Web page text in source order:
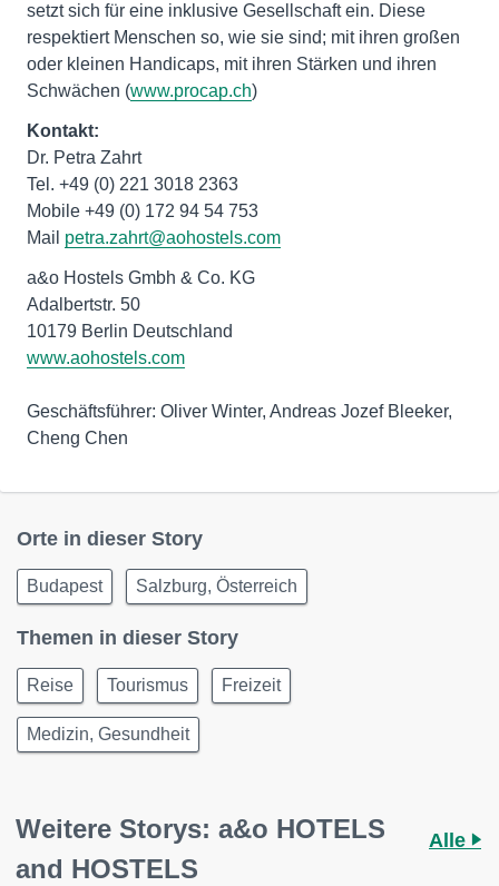
setzt sich für eine inklusive Gesellschaft ein. Diese
respektiert Menschen so, wie sie sind; mit ihren großen
oder kleinen Handicaps, mit ihren Stärken und ihren
Schwächen (www.procap.ch)
Kontakt:
Dr. Petra Zahrt
Tel. +49 (0) 221 3018 2363
Mobile +49 (0) 172 94 54 753
Mail petra.zahrt@aohostels.com
a&o Hostels Gmbh & Co. KG
Adalbertstr. 50
www.aohostels.com
Geschäftsführer: Oliver Winter, Andreas Jozef Bleeker,
Cheng Chen
Orte in dieser Story
Budapest Salzburg, Österreich
Themen in dieser Story
Reise Tourismus Freizeit
Medizin, Gesundheit
Weitere Storys: a&o HOTELS
and HOSTELS
Alle